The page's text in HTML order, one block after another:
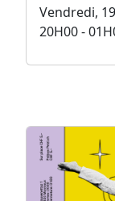
Vendredi,
20H00 -